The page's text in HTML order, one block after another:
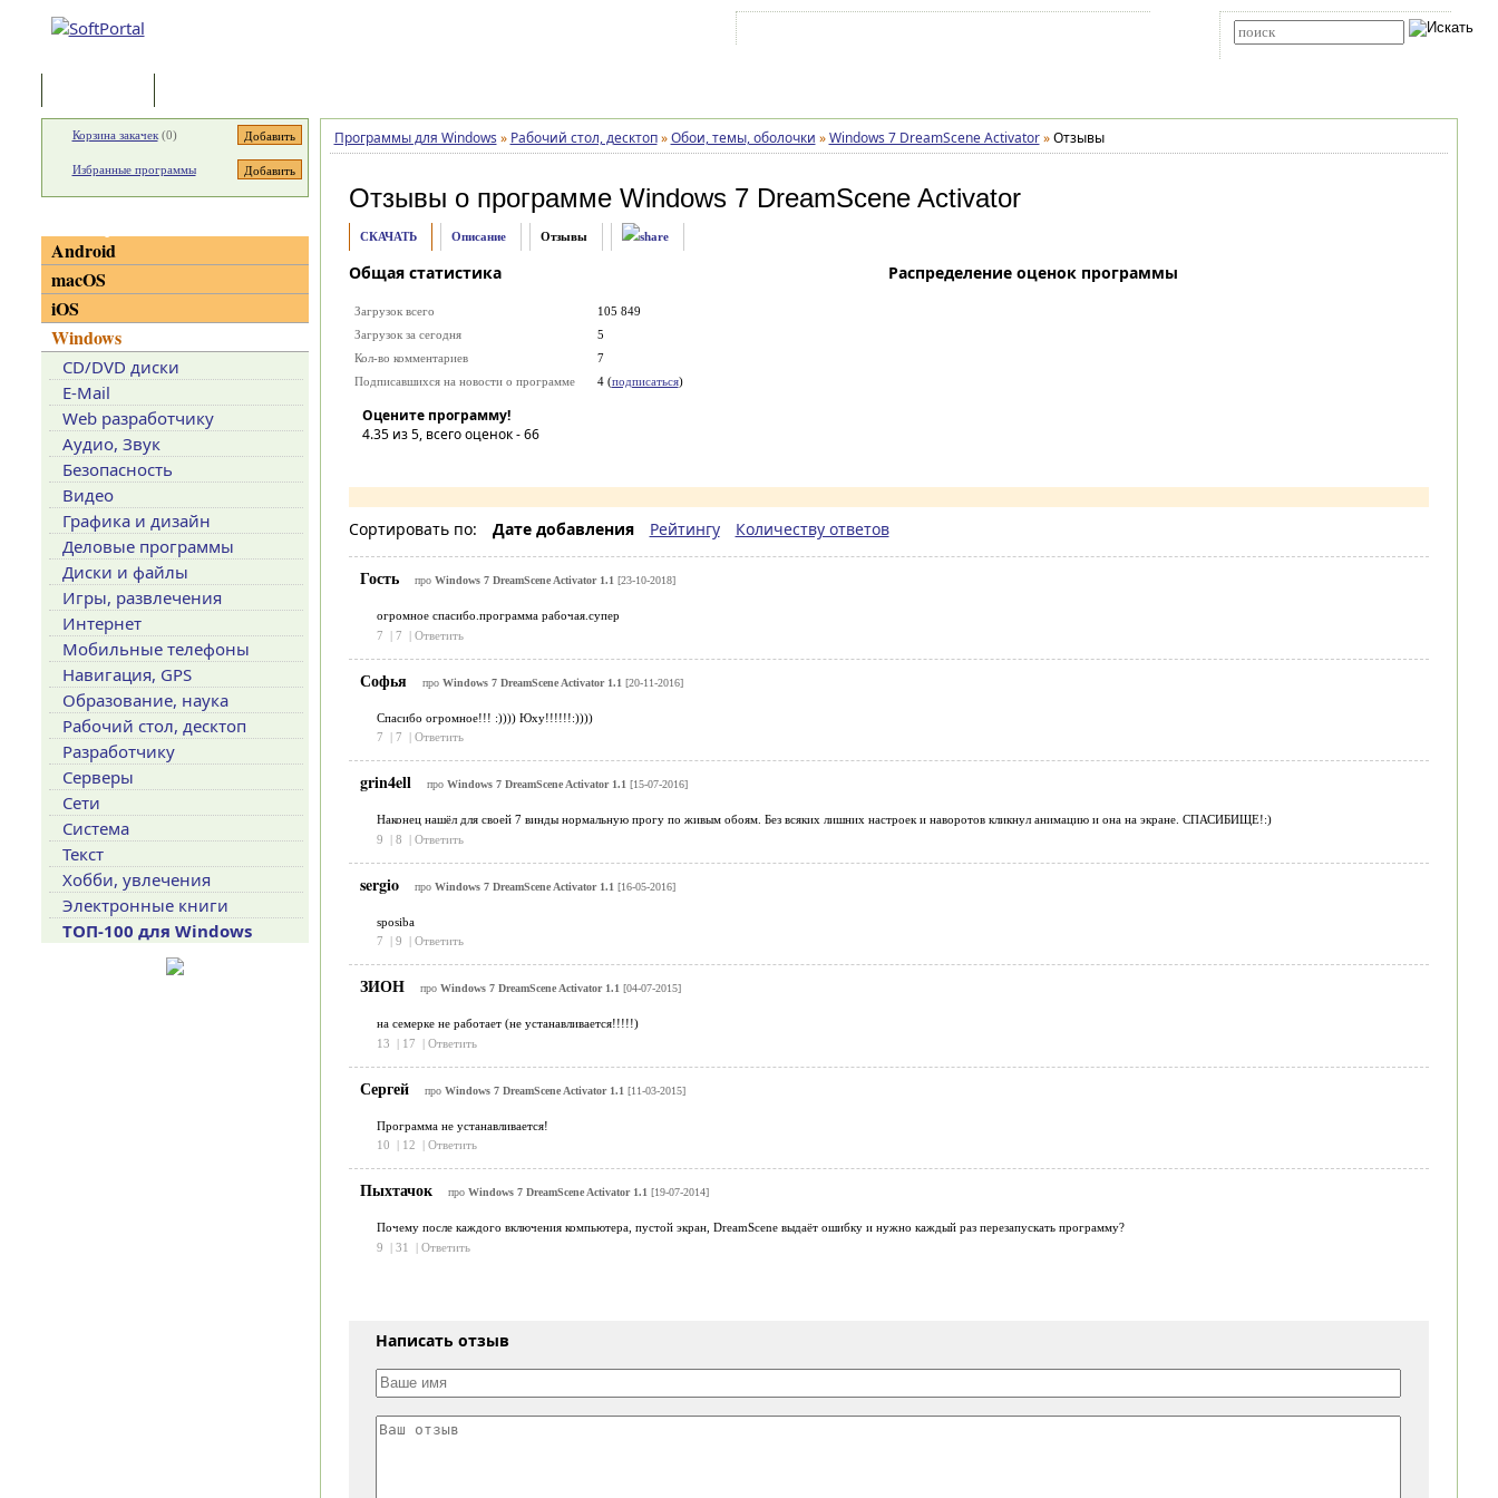
Программы для Windows » Рабочий стол, десктоп » Обои, темы, оболочки » Windows 7 DreamScene Activator » Отзывы
Отзывы о программе Windows 7 DreamScene Activator
СКАЧАТЬ Описание Отзывы
Общая статистика
Загрузок всего
105 849
Загрузок за сегодня
5
Кол-во комментариев
7
Подписавшихся на новости о программе
4 (подписаться)
Оцените программу!
4.35из 5, всего оценок -66
Распределение оценок программы
Сортировать по: Дате добавления Рейтингу Количеству ответов
Гость про Windows 7 DreamScene Activator 1.1 [23-10-2018]
огромное спасибо.программа рабочая.супер
7
| 7 | Ответить
Софья про Windows 7 DreamScene Activator 1.1 [20-11-2016]
Спасибо огромное!!! :)))) Юху!!!!!!:))))
7
| 7 | Ответить
grin4ell про Windows 7 DreamScene Activator 1.1 [15-07-2016]
Наконец нашёл для своей 7 винды нормальную прогу по живым обоям. Без всяких лишних настроек и наворотов кликнул анимацию и она на экране. СПАСИБИЩЕ!:)
9
| 8 | Ответить
sergio про Windows 7 DreamScene Activator 1.1 [16-05-2016]
sposiba
7
| 9 | Ответить
ЗИОН про Windows 7 DreamScene Activator 1.1 [04-07-2015]
на семерке не работает (не устанавливается!!!!!)
13
| 17 | Ответить
Сергей про Windows 7 DreamScene Activator 1.1 [11-03-2015]
Программа не устанавливается!
10
| 12 | Ответить
Пыхтачок про Windows 7 DreamScene Activator 1.1 [19-07-2014]
Почему после каждого включения компьютера, пустой экран, DreamScene выдаёт ошибку и нужно каждый раз перезапускать программу?
9
| 31 | Ответить
Написать отзыв
Корзина закачек(0)
Избранные программы
Android
macOS
iOS
Windows
CD/DVD диски
E-Mail
Web разработчику
Аудио, Звук
Безопасность
Видео
Графика и дизайн
Деловые программы
Диски и файлы
Игры, развлечения
Интернет
Мобильные телефоны
Навигация, GPS
Образование, наука
Рабочий стол, десктоп
Разработчику
Серверы
Сети
Система
Текст
Хобби, увлечения
Электронные книги
ТОП-100 для Windows